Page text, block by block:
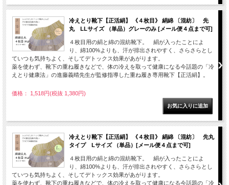
冷えとり靴下【正活絹】 《４枚目》 絹綿 〔混紡〕 先
丸 LLサイズ （単品）グレーのみ [メール便４点まで可]
４枚目用の絹と綿の混紡靴下。 絹が入ったことによ
り、綿100%よりも、汗が排出されやすく、さらさらとし
ていつも気持ちよく、そしてデトックス効果があがります。
薬を使わず、靴下の重ね履きなどで、体の冷えを取って健康になる今話題の「冷
えとり健康法」の進藤義晴先生が監修指導した重ね履き専用靴下【正活絹】。
価格： 1,518円(税抜 1,380円)
冷えとり靴下【正活絹】 《４枚目》 絹綿 〔混紡〕 先丸
タイプ Lサイズ （単品）[メール便４点まで可]
４枚目用の絹と綿の混紡靴下。 絹が入ったことによ
り、綿100%よりも、汗が排出されやすく、さらさらとし
ていつも気持ちよく、そしてデトックス効果があがります。
薬を使わず、靴下の重ね履きなどで、体の冷えを取って健康になる今話題の「冷